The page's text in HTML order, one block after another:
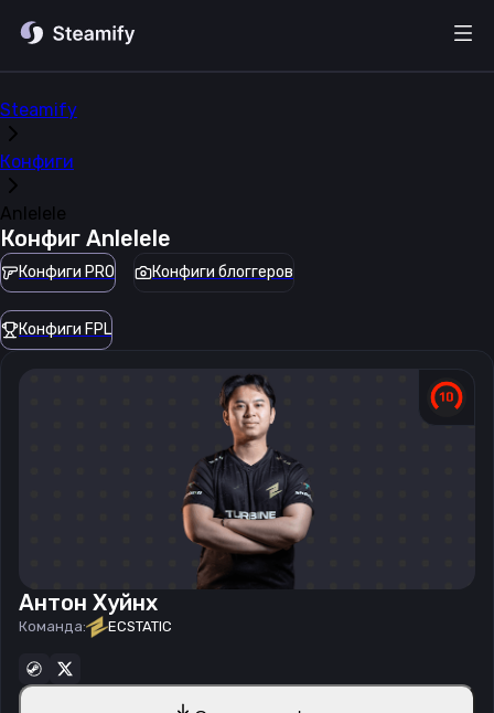
Steamify
Конфиги
Anlelele
Конфиг Anlelele
Конфиги PRO Конфиги блоггеров
Конфиги FPL
Антон Хуйнх
Команда: ECSTATIC